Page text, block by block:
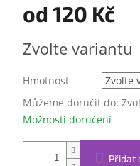
od 120 Kč
cena:
Zvolte variantu
Hmotnost
Můžeme doručit do:
Možnosti doručení
Přidat